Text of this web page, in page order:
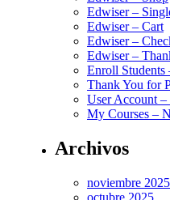
Edwiser –
Edwiser – Cart
Edwiser –
Edwiser –
Enroll Students
Thank You for
User Account
My Courses –
Archivos
noviembre 2025
octubre 2025